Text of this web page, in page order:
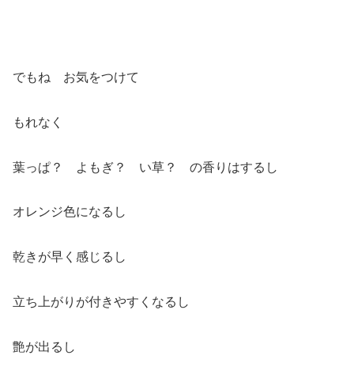
でもね お気をつけて
もれなく
葉っぱ？ よもぎ？ い草？ の香りはするし
オレンジ色になるし
乾きが早く感じるし
立ち上がりが付きやすくなるし
艶が出るし